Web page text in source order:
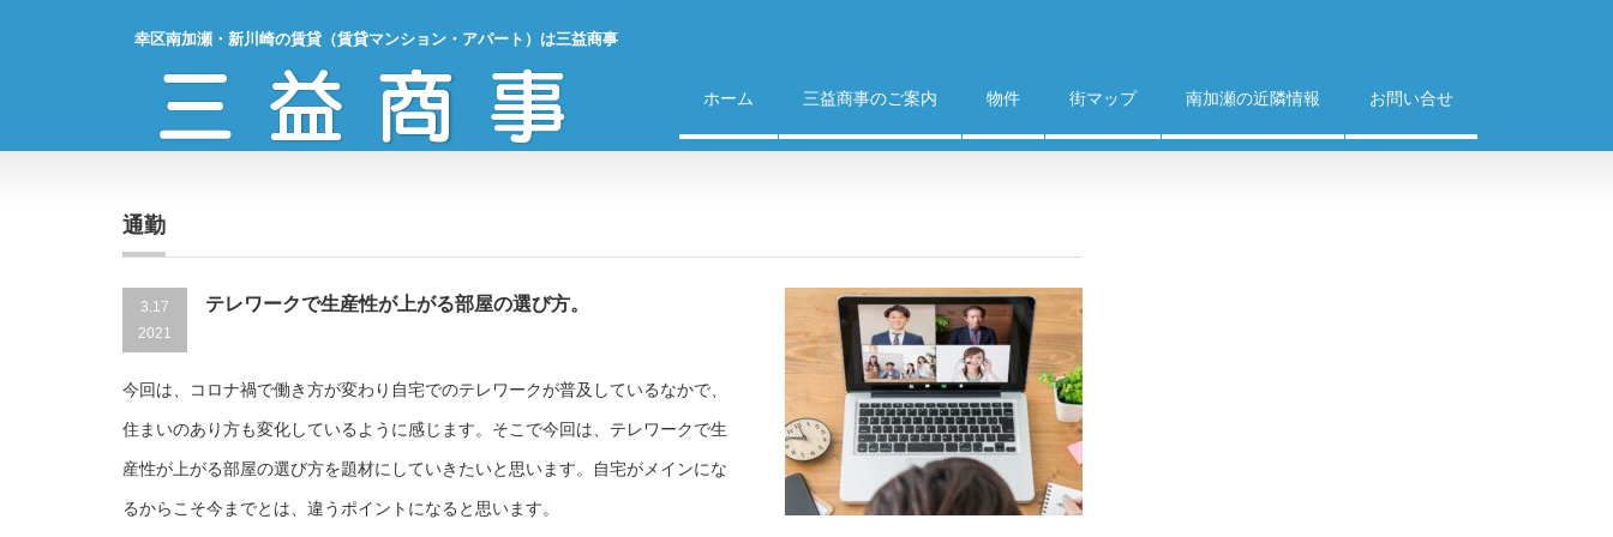
幸区南加瀬・新川崎の賃貸（賃貸マンション・アパート）は三益商事
ホーム 三益商事のご案内 物件 街マップ 南加瀬の近隣情報 お問い合せ
通勤
3.17
2021
テレワークで生産性が上がる部屋の選び方。
今回は、コロナ禍で働き方が変わり自宅でのテレワークが普及しているなかで、
住まいのあり方も変化しているように感じます。そこで今回は、テレワークで生
産性が上がる部屋の選び方を題材にしていきたいと思います。自宅がメインにな
るからこそ今までとは、違うポイントになると思います。